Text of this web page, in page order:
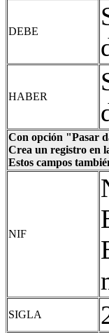
DEBE
HABER
Con opción "Pasar
Crea un registro en
Estos campos
NIF
SIGLA